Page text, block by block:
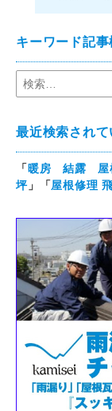
キーワード記事
最近検索されて
「暖房 結露 屋
坪」「屋根修理